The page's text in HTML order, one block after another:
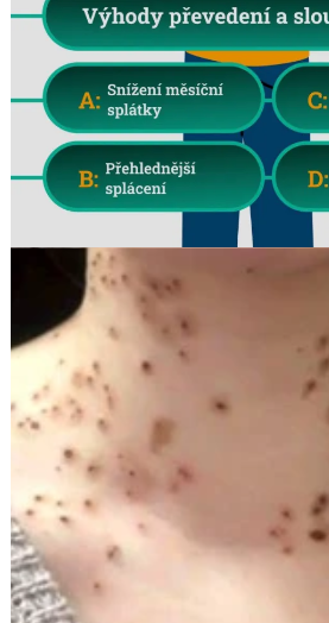
Search